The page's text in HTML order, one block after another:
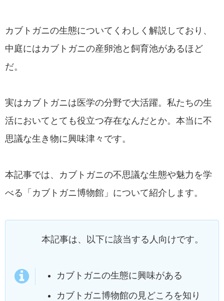
カブトガニの生態についてくわしく解説しており、
中庭にはカブトガニの産卵池と飼育池があるほど
だ。
実はカブトガニは医学の分野で大活躍。私たちの生
活においてとても役立つ存在なんだとか。本当に不
思議な生き物に興味津々です。
本記事では、カブトガニの不思議な生態や魅力を学
べる「カブトガニ博物館」について紹介します。
本記事は、以下に該当する人向けです。
カブトガニの生態に興味がある
カブトガニ博物館の見どころを知り